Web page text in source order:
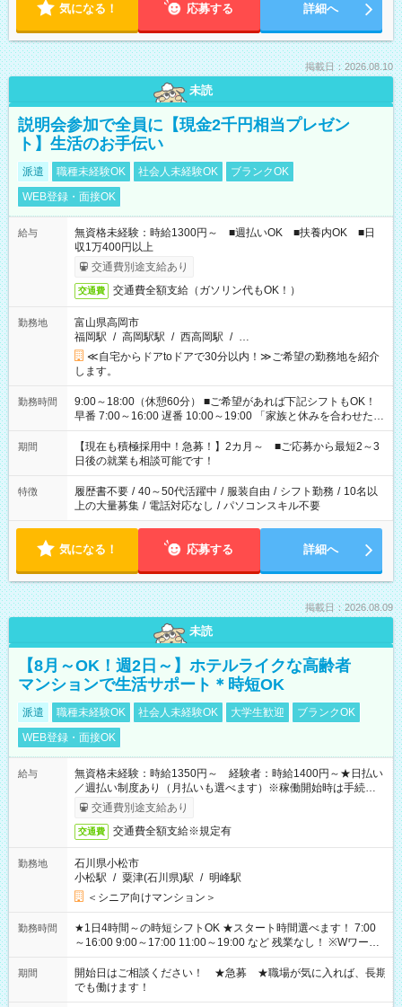
気になる！ 応募する 詳細へ
掲載日：2026.08.10
未読
説明会参加で全員に【現金2千円相当プレゼン
ト】生活のお手伝い
派遣 職種未経験OK 社会人未経験OK
ブランクOK
WEB登録・面接OK
給与
無資格未経験：時給1300円～ ■週払いOK ■扶養内OK ■日
収1万400円以上
交通費別途支給あり
交通費 交通費全額支給（ガソリン代もOK！）
勤務地
富山県高岡市
福岡駅 / 高岡駅駅 / 西高岡駅 / …
≪自宅からドアtoドアで30分以内！≫ご希望の勤務地を紹介
します。
勤務時間
9:00～18:00（休憩60分） ■ご希望があれば下記シフトもOK！
早番 7:00～16:00 遅番 10:00～19:00 「家族と休みを合わせた
い」 「余裕を持って夕飯の準備がしたい」 「できれば残業はし
たくない」 など、ご希望を教えてくださいね。 ※Wワーク希望
の方へ 今ご覧のお仕事で希望する勤務時間と、もう1つのお仕事
の勤務時間。 合計で週40時間を超える場合は応募できません。
期間
【現在も積極採用中！急募！】2カ月～ ■ご応募から最短2～3
日後の就業も相談可能です！
特徴 履歴書不要 / 40～50代活躍中 / 服装自由 / シフト勤務 / 10名以
上の大量募集 / 電話対応なし / パソコンスキル不要
気になる！ 応募する 詳細へ
掲載日：2026.08.09
未読
【8月～OK！週2日～】ホテルライクな高齢者
マンションで生活サポート＊時短OK
派遣 職種未経験OK 社会人未経験OK 大学生歓迎
ブランクOK
WEB登録・面接OK
給与
無資格未経験：時給1350円～ 経験者：時給1400円～★日払い
／週払い制度あり（月払いも選べます）※稼働開始時は手続き完
了次第のお支払いとなります。
交通費別途支給あり
交通費 交通費全額支給※規定有
勤務地
石川県小松市
小松駅 / 粟津(石川県)駅 / 明峰駅
＜シニア向けマンション＞
勤務時間
★1日4時間～の時短シフトOK ★スタート時間選べます！ 7:00
～16:00 9:00～17:00 11:00～19:00 など 残業なし！ ※Wワーク
の場合、他のお仕事と合わせ週40時間超の就業はご案内できま
せん ※法令に基づき、週20時間以上勤務は社会保険への加入対
象となります ※労働者派遣法（日雇い派遣の原則禁止）によ
り、短時間・短期間の就業はご案内が難しい場合があります
期間
開始日はご相談ください！ ★急募 ★職場が気に入れば、長期
でも働けます！